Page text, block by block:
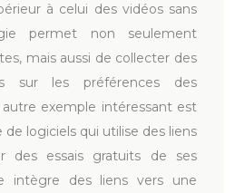
à celui des vidéos sans
permet non seulement
mais aussi de collecter des
sur les préférences des
exemple intéressant est
de logiciels qui utilise des liens
des essais gratuits de ses
intègre des liens vers une